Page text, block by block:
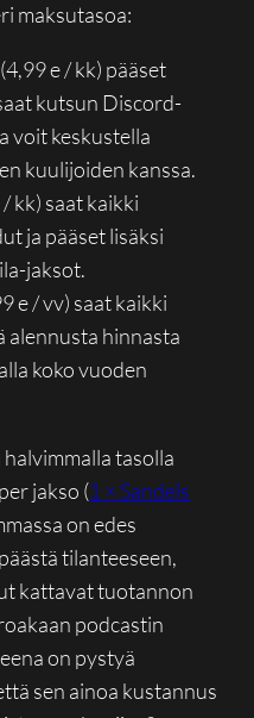
maksutasoa:
e / kk) pääset
kutsun Discord-
voit keskustella
kuulijoiden kanssa.
kk) saat kaikki
ja pääset lisäksi
jaksot.
e / vv) saat kaikki
alennusta hinnasta
koko vuoden
tasolla
jakso (1 × Sandels
on edes
tilanteeseen,
kattavat tuotannon
podcastin
on pystyä
sen ainoa kustannus